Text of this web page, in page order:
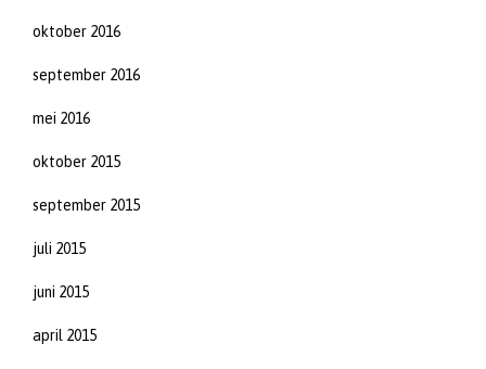
oktober 2016
september 2016
mei 2016
oktober 2015
september 2015
juli 2015
juni 2015
april 2015